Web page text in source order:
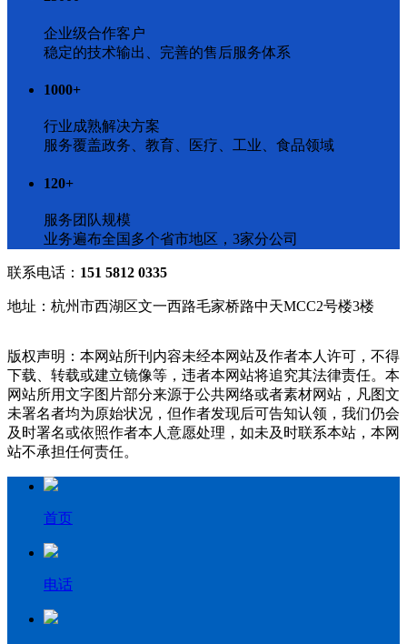
企业级合作客户
稳定的技术输出、完善的售后服务体系
1000+
行业成熟解决方案
服务覆盖政务、教育、医疗、工业、食品领域
120+
服务团队规模
业务遍布全国多个省市地区，3家分公司
联系电话： 151 5812 0335
地址：杭州市西湖区文一西路毛家桥路中天MCC2号楼3楼
版权声明：本网站所刊内容未经本网站及作者本人许可，不得
下载、转载或建立镜像等，违者本网站将追究其法律责任。本
网站所用文字图片部分来源于公共网络或者素材网站，凡图文
未署名者均为原始状况，但作者发现后可告知认领，我们仍会
及时署名或依照作者本人意愿处理，如未及时联系本站，本网
站不承担任何责任。
首页
电话